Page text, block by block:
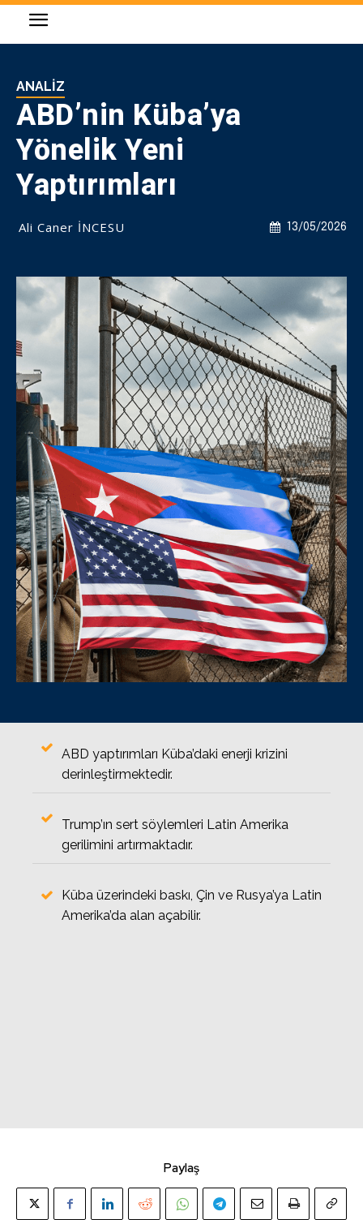
ANALIZ
ABD’nin Küba’ya
Yönelik Yeni
Yaptırımları
13/05/2026
Ali Caner İNCESU
ABD yaptırımları Küba’daki enerji krizini
derinleştirmektedir.
Trump’ın sert söylemleri Latin Amerika
gerilimini artırmaktadır.
Küba üzerindeki baskı, Çin ve Rusya’ya Latin
Amerika’da alan açabilir.
Paylaş